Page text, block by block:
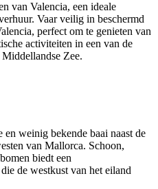
van Valencia, een ideale
Vaar veilig in beschermd
perfect om te genieten van
activiteiten in een van de
Zee.
weinig bekende baai naast de
van Mallorca. Schoon,
biedt een
de westkust van het eiland